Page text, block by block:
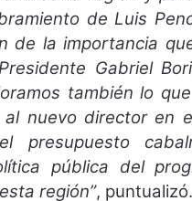
de Luis
de la importancia
Gabriel
también lo
al nuevo director en
presupuesto
pública del
región”, puntualizó.